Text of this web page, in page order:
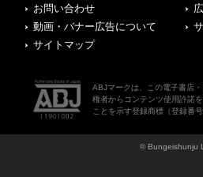
お問い合わせ
動画・バナー広告について
サイトマップ
ABJマークは、この電子書店
権者からコンテンツ使用許諾
ことを示す登録商標（登録番
© Bungeishunju